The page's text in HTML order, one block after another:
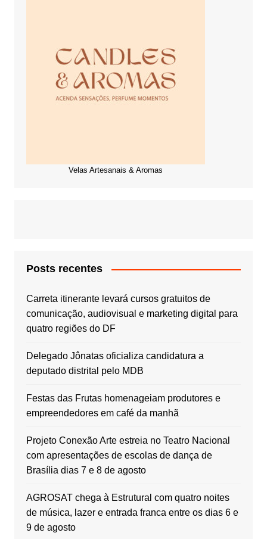
Velas Artesanais & Aromas
Posts recentes
Carreta itinerante levará cursos gratuitos de
comunicação, audiovisual e marketing digital para
quatro regiões do DF
Delegado Jônatas oficializa candidatura a
deputado distrital pelo MDB
Festas das Frutas homenageiam produtores e
empreendedores em café da manhã
Projeto Conexão Arte estreia no Teatro Nacional
com apresentações de escolas de dança de
Brasília dias 7 e 8 de agosto
AGROSAT chega à Estrutural com quatro noites
de música, lazer e entrada franca entre os dias 6 e
9 de agosto